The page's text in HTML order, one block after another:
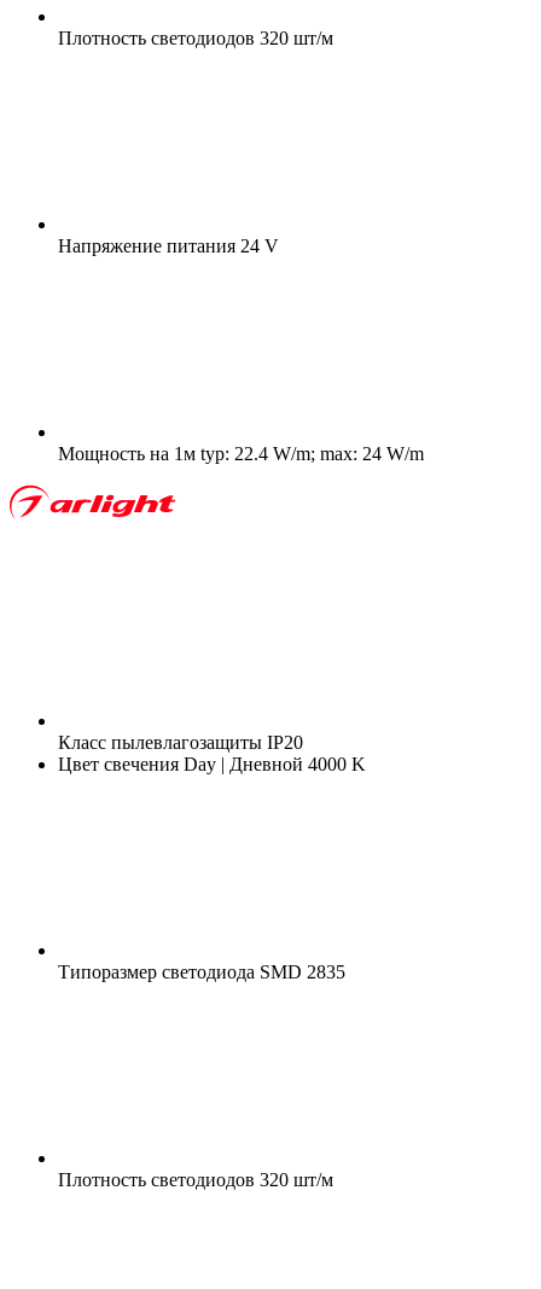
Плотность светодиодов 320 шт/м
Напряжение питания 24 V
Мощность на 1м typ: 22.4 W/m; max: 24 W/m
Класс пылевлагозащиты IP20
Цвет свечения Day | Дневной 4000 K
Типоразмер светодиода SMD 2835
Плотность светодиодов 320 шт/м